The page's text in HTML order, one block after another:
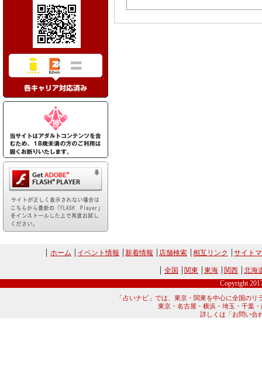
ホーム イベント情報 新着情報 店舗検索 相互リンク サイト
全国 関東 東海 関西
北海
Copyright
「占いナビ」では、東京・関東を中心に全国の
東京・名古屋・横浜・埼玉・千葉
詳しくは「お問い合